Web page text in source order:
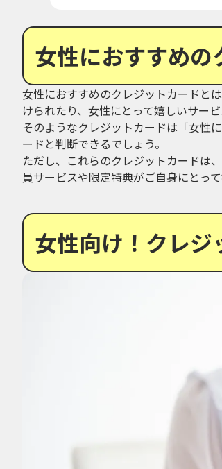
女性におすすめの
女性におすすめのクレジットカードと
けられたり、女性にとって嬉しいサー
そのようなクレジットカードは「女性
ードと判断できるでしょう。
ただし、これらのクレジットカードは
員サービスや限定特典がご自身にとっ
女性向け！クレ